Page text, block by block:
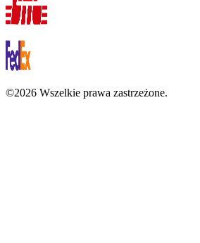
©2026 Wszelkie prawa zastrzeżone.